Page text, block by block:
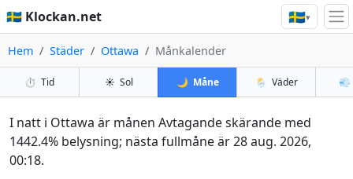
🇸🇪 Klockan.net 🇸🇪▾
Hem Städer Ottawa Månkalender
⏱️ Tid ☀️ Sol 🌙 Måne 🌦️ Väder 💨
I natt i Ottawa är månen Avtagande skärande med
1442.4% belysning; nästa fullmåne är 28 aug. 2026,
00:18.